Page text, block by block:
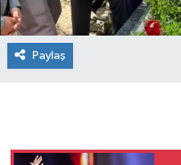
Paylaş